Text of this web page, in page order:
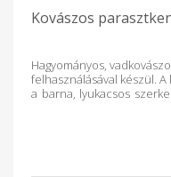
Kovászos
Hagyományos,
felhasználásával készül.
a barna, lyukacsos
felszívódását,
kiörlésű búzaliszt,